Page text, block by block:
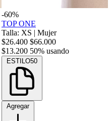
-60%
TOP ONE
Talla: XS | Mujer
$26.400 $66.000
$13.200 50% usando
ESTILO50
Agregar